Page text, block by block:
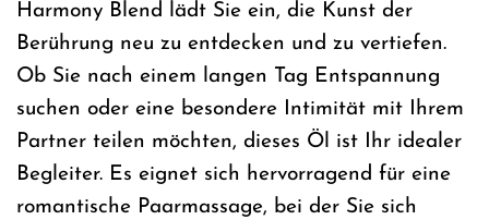
Harmony Blend lädt Sie ein, die Kunst der
Berührung neu zu entdecken und zu vertiefen.
Ob Sie nach einem langen Tag Entspannung
suchen oder eine besondere Intimität mit Ihrem
Partner teilen möchten, dieses Öl ist Ihr idealer
Begleiter. Es eignet sich hervorragend für eine
romantische Paarmassage, bei der Sie sich